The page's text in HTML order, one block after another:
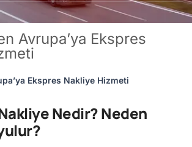
Avrupa’ya Ekspres
Ekspres Nakliye Hizmeti
Nedir? Neden